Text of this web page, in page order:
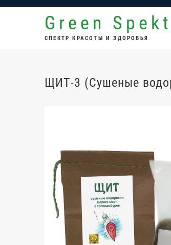
Перейти
Green
СПЕКТР КРАСОТЫ И ЗДОРОВЬЯ
ЩИТ-3 (Сушеные